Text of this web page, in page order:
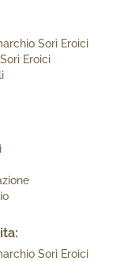
Sorì Eroici
Eroici
Sorì Eroici